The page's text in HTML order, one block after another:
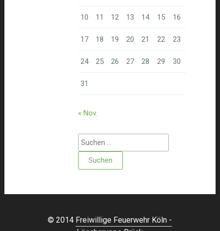
10 11 12 13 14 15 16
17 18 19 20 21 22 23
24 25 26 27 28 29 30
31
« Nov.
Suchen
nach:
© 2014 Freiwillige Feuerwehr Köln -